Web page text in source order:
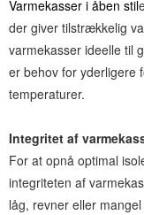
Varmekasser i åben stil
der giver tilstrækkelig
varmekasser ideelle til
er behov for yderligere
temperaturer.
Integritet af
For at opnå optimal
integriteten af
låg, revner eller